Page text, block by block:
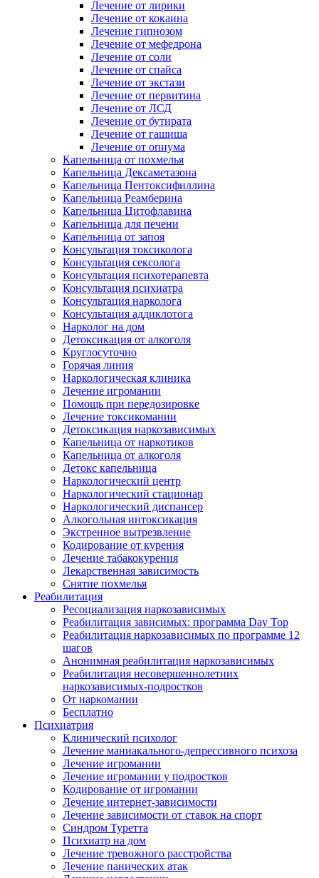
Лечение от лирики
Лечение от кокаина
Лечение гипнозом
Лечение от мефедрона
Лечение от соли
Лечение от спайса
Лечение от экстази
Лечение от первитина
Лечение от ЛСД
Лечение от бутирата
Лечение от гашиша
Лечение от опиума
Капельница от похмелья
Капельница Дексаметазона
Капельница Пентоксифиллина
Капельница Реамберина
Капельница Цитофлавина
Капельница для печени
Капельница от запоя
Консультация токсиколога
Консультация сексолога
Консультация психотерапевта
Консультация психиатра
Консультация нарколога
Консультация аддиклотога
Нарколог на дом
Детоксикация от алкоголя
Круглосуточно
Горячая линия
Наркологическая клиника
Лечение игромании
Помощь при передозировке
Лечение токсикомании
Детоксикация наркозависимых
Капельница от наркотиков
Капельница от алкоголя
Детокс капельница
Наркологический центр
Наркологический стационар
Наркологический диспансер
Алкогольная интоксикация
Экстренное вытрезвление
Кодирование от курения
Лечение табакокурения
Лекарственная зависимость
Снятие похмелья
Реабилитация
Ресоциализация наркозависимых
Реабилитация зависимых: программа Day Top
Реабилитация наркозависимых по программе 12
шагов
Анонимная реабилитация наркозависимых
Реабилитация несовершеннолетних
наркозависимых-подростков
От наркомании
Бесплатно
Психиатрия
Клинический психолог
Лечение маниакального-депрессивного психоза
Лечение игромании
Лечение игромании у подростков
Кодирование от игромании
Лечение интернет-зависимости
Лечение зависимости от ставок на спорт
Синдром Туретта
Психиатр на дом
Лечение тревожного расстройства
Лечение панических атак